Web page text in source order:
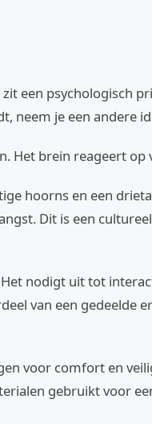
een psychologisch
neem je een andere
Het brein reageert op
hoorns en een
Dit is een
nodigt uit tot
van een gedeelde
voor comfort en
gebruikt voor